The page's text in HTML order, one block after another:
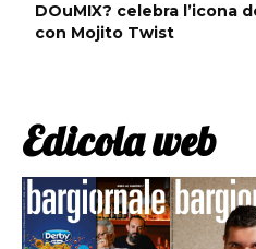
DOuMIX? celebra l’icona
con Mojito Twist
Edicola web